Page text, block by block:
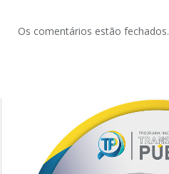
Os comentários estão fechados.